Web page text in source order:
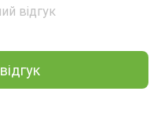
відгук